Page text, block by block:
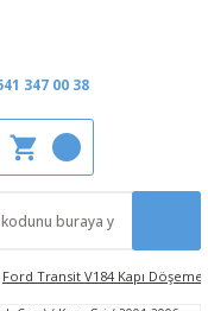
347 00 38
Ford Transit V184 Kapı